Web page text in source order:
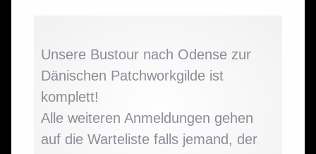
Unsere Bustour nach Odense zur
Dänischen Patchworkgilde ist
komplett!
Alle weiteren Anmeldungen gehen
auf die Warteliste falls jemand, der